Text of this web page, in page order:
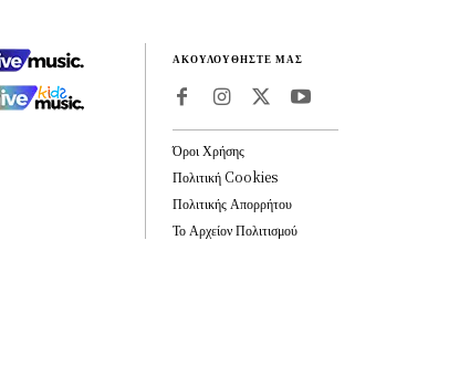
ΑΚΟΥΛΟΥΘΗΣΤΕ ΜΑΣ
Όροι Χρήσης
Πολιτική Cookies
Πολιτικής Απορρήτου
Το Αρχείον Πολιτισμού